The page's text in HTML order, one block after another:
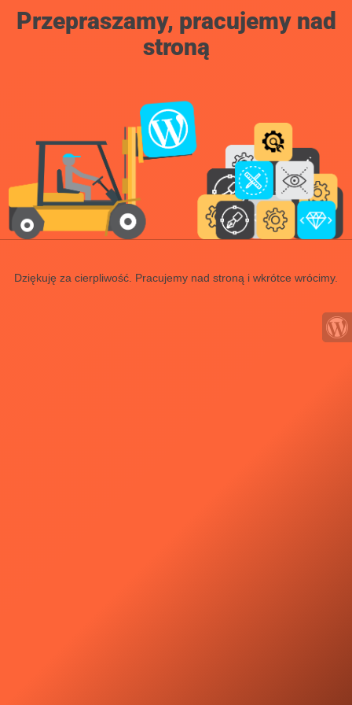
Przepraszamy, pracujemy nad
stroną
Dziękuję za cierpliwość. Pracujemy nad stroną i wkrótce wrócimy.